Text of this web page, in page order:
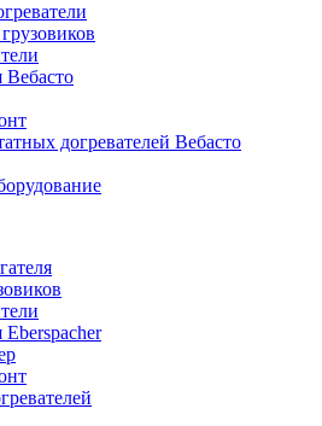
Вебасто
догревателей Вебасто